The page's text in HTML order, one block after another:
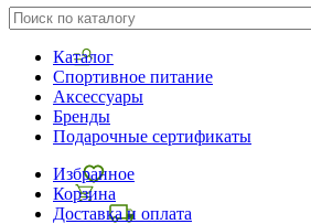
Каталог
Спортивное питание
Аксессуары
Бренды
Подарочные сертификаты
Избранное
Корзина
Доставка и оплата